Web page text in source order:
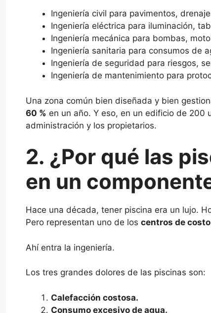
Ingeniería civil para pavimentos,
Ingeniería eléctrica para iluminación,
Ingeniería mecánica para bombas,
Ingeniería sanitaria para consumos de
Ingeniería de seguridad para riesgos,
Ingeniería de mantenimiento para
Una zona común bien diseñada y bien
60 % en un año. Y eso, en un edificio de 200
administración y los propietarios.
2. ¿Por qué las
en un
Hace una década, tener piscina era un lujo.
Pero representan uno de los centros de
Ahí entra la ingeniería.
Los tres grandes dolores de las piscinas son:
Calefacción costosa.
Consumo excesivo de agua.